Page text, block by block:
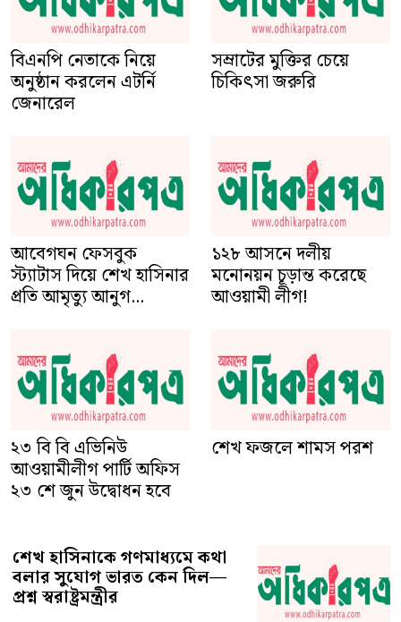
বিএনপি নেতাকে নিয়ে
অনুষ্ঠান করলেন এটর্নি
জেনারেল
সম্রাটের মুক্তির চেয়ে
চিকিৎসা জরুরি
আবেগঘন ফেসবুক
স্ট্যাটাস দিয়ে শেখ হাসিনার
প্রতি আমৃত্যু আনুগ...
১২৮ আসনে দলীয়
মনোনয়ন চূড়ান্ত করেছে
আওয়ামী লীগ!
২৩ বি বি এভিনিউ
আওয়ামীলীগ পার্টি অফিস
২৩ শে জুন উদ্বোধন হবে
শেখ ফজলে শামস পরশ
শেখ হাসিনাকে গণমাধ্যমে কথা
বলার সুযোগ ভারত কেন দিল—
প্রশ্ন স্বরাষ্ট্রমন্ত্রীর